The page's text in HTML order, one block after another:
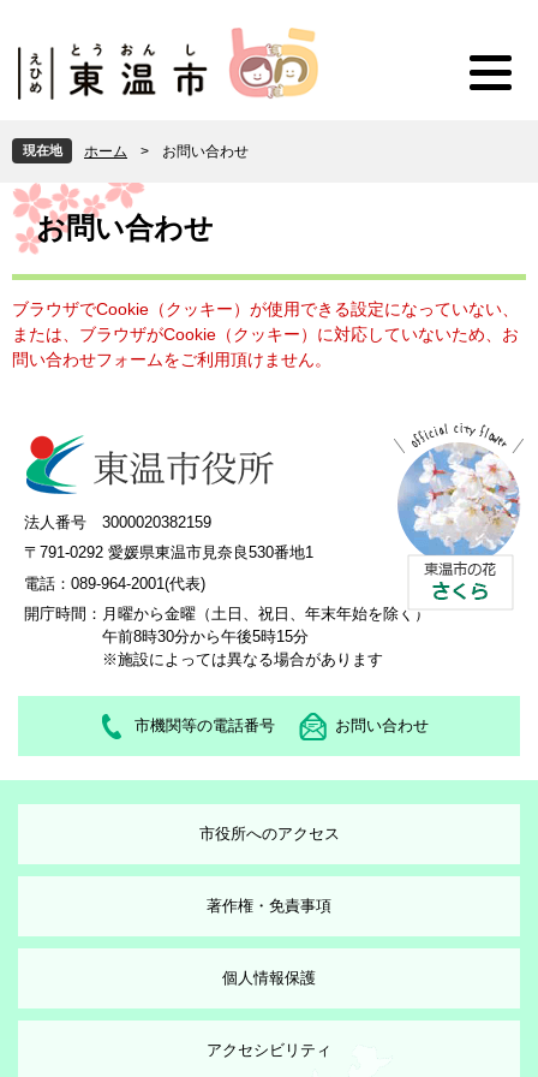
頭
で
す
。
飛
ば
し
て
本
現在地 ホーム > お問い合わせ
本
文 お問い合わせ
ブラウザでCookie（クッキー）が使用できる設定になっていない、
または、ブラウザがCookie（クッキー）に対応していないため、お
問い合わせフォームをご利用頂けません。
法人番号 3000020382159
〒791-0292 愛媛県東温市見奈良530番地1
電話：089-964-2001(代表)
開庁時間： 月曜から金曜（土日、祝日、年末年始を除く）
午前8時30分から午後5時15分
※施設によっては異なる場合があります
市機関等の電話番号 お問い合わせ
市役所へのアクセス
著作権・免責事項
個人情報保護
アクセシビリティ